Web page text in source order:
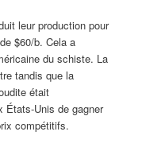
leur production pour
$60/b. Cela a
du schiste. La
tandis que la
était
États-Unis de gagner
compétitifs.